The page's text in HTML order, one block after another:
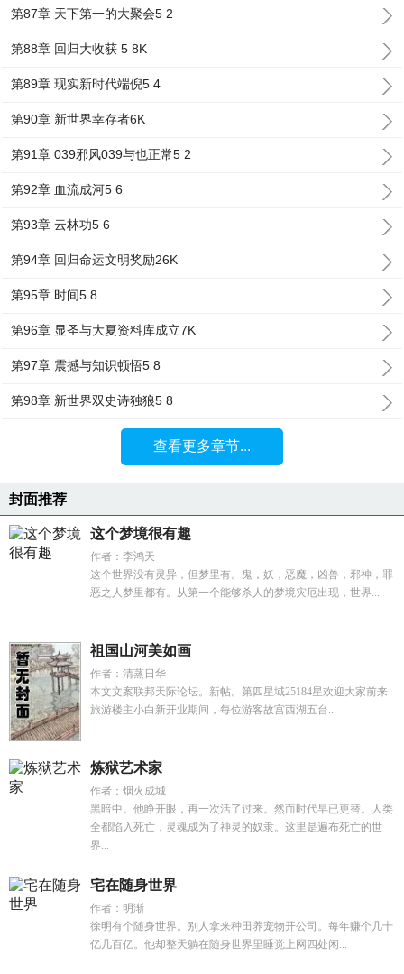
第87章 天下第一的大聚会5 2
第88章 回归大收获 5 8K
第89章 现实新时代端倪5 4
第90章 新世界幸存者6K
第91章 039邪风039与也正常5 2
第92章 血流成河5 6
第93章 云林功5 6
第94章 回归命运文明奖励26K
第95章 时间5 8
第96章 显圣与大夏资料库成立7K
第97章 震撼与知识顿悟5 8
第98章 新世界双史诗独狼5 8
查看更多章节...
封面推荐
这个梦境很有趣
作者：李鸿天
这个世界没有灵异，但梦里有。鬼，妖，恶魔，凶兽，邪神，罪
恶之人梦里都有。从第一个能够杀人的梦境灾厄出现，世界...
祖国山河美如画
作者：清蒸日华
本文文案联邦天际论坛。新帖。第四星域25184星欢迎大家前来
旅游楼主小白新开业期间，每位游客故宫西湖五台...
炼狱艺术家
作者：烟火成城
黑暗中。他睁开眼，再一次活了过来。然而时代早已更替。人类
全都陷入死亡，灵魂成为了神灵的奴隶。这里是遍布死亡的世
界...
宅在随身世界
作者：明渐
徐明有个随身世界。别人拿来种田养宠物开公司。每年赚个几十
亿几百亿。他却整天躺在随身世界里睡觉上网四处闲...